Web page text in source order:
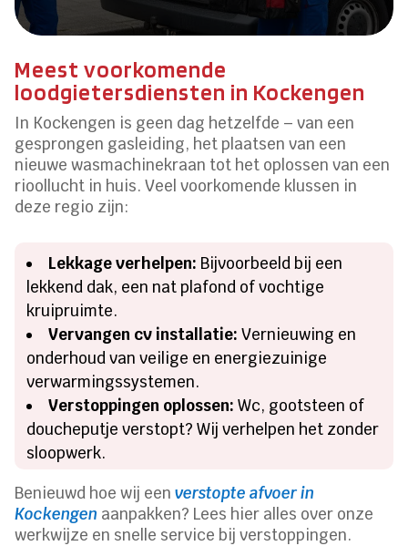
Meest voorkomende
loodgietersdiensten in Kockengen
In Kockengen is geen dag hetzelfde – van een
gesprongen gasleiding, het plaatsen van een
nieuwe wasmachinekraan tot het oplossen van een
rioollucht in huis. Veel voorkomende klussen in
deze regio zijn:
Lekkage verhelpen: Bijvoorbeeld bij een
lekkend dak, een nat plafond of vochtige
kruipruimte.
Vervangen cv installatie: Vernieuwing en
onderhoud van veilige en energiezuinige
verwarmingssystemen.
Verstoppingen oplossen: Wc, gootsteen of
doucheputje verstopt? Wij verhelpen het zonder
sloopwerk.
Benieuwd hoe wij eenverstopte afvoer in
Kockengen aanpakken? Lees hier alles over onze
werkwijze en snelle service bij verstoppingen.